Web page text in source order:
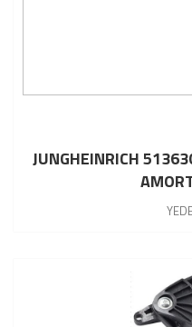
JUNGHEINRICH